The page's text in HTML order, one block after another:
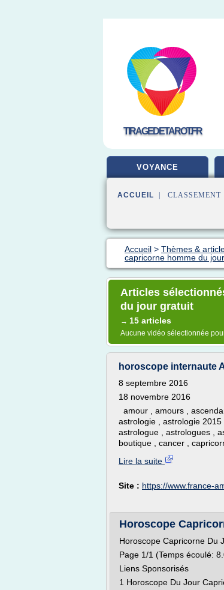
TIRAGEDETAROT.FR
VOYANCE
ACCUEIL | CLASSEMENT
Accueil > Thèmes &
capricorne homme du
Articles
du jour gratuit
→ 15 articles
Aucune vidéo sélectionnée
horoscope internaute
8 septembre 2016
18 novembre 2016
amour , amours ,
astrologie , astrologie 2015
astrologue , astrologues ,
boutique , cancer ,
Lire la suite
Site : https://www.france-
Horoscope
Horoscope Capricorne Du
Page 1/1 (Temps écoulé:
Liens Sponsorisés
1 Horoscope Du Jour